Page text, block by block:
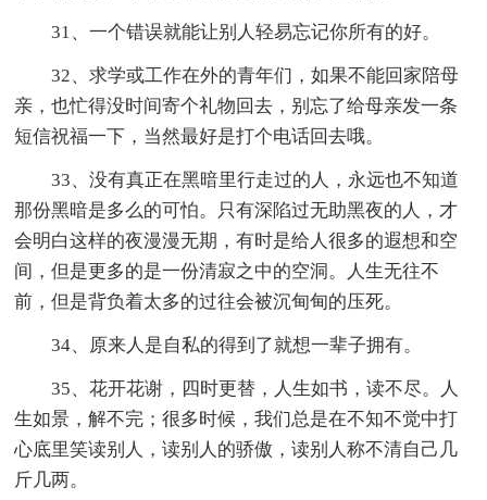
31、一个错误就能让别人轻易忘记你所有的好。
32、求学或工作在外的青年们，如果不能回家陪母
亲，也忙得没时间寄个礼物回去，别忘了给母亲发一条
短信祝福一下，当然最好是打个电话回去哦。
33、没有真正在黑暗里行走过的人，永远也不知道
那份黑暗是多么的可怕。只有深陷过无助黑夜的人，才
会明白这样的夜漫漫无期，有时是给人很多的遐想和空
间，但是更多的是一份清寂之中的空洞。人生无往不
前，但是背负着太多的过往会被沉甸甸的压死。
34、原来人是自私的得到了就想一辈子拥有。
35、花开花谢，四时更替，人生如书，读不尽。人
生如景，解不完；很多时候，我们总是在不知不觉中打
心底里笑读别人，读别人的骄傲，读别人称不清自己几
斤几两。